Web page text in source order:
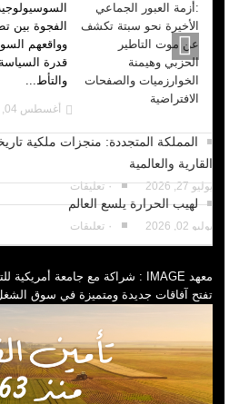
الفجوة بين
وواقعهم
قدرة السياسة
والتأط...
أغسطس 04, 2026
المملكة المتجددة: منجزات ملكية
القارية والعالمية
يوليو 27, 2026 ٠ تعليقات
لهيب الحرارة يلسع العالم
يوليو 02, 2026 ٠ تعليقات
معهد IMAGE : شراكة مع جامعة أمريكية للتكوين في تخصصات مهنية
تفتح آفاقات جديدة ومتميزة في سوق